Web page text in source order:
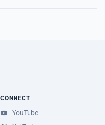
CONNECT
YouTube